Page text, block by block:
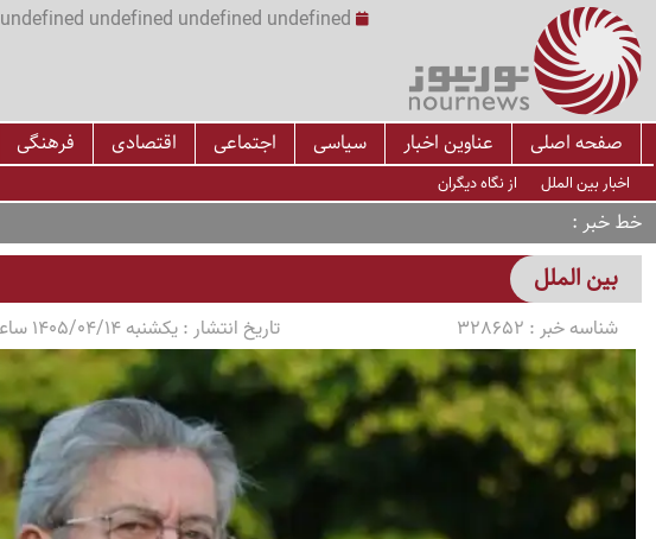
undefined undefined undefined undefined | ساعت undefined:undefined
صفحه اصلی عناوین اخبار سیاسی اجتماعی اقتصادی فرهنگی
اخبار بین الملل از نگاه دیگران
خط خبر
بین الملل
شناسه خبر : 328652 تاریخ انتشار :یکشنبه 1405/04/14 ساعت 22:19